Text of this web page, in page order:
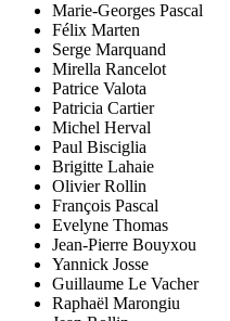
Marie-Georges Pascal
Félix Marten
Serge Marquand
Mirella Rancelot
Patrice Valota
Patricia Cartier
Michel Herval
Paul Bisciglia
Brigitte Lahaie
Olivier Rollin
François Pascal
Evelyne Thomas
Jean-Pierre Bouyxou
Yannick Josse
Guillaume Le Vacher
Raphaël Marongiu